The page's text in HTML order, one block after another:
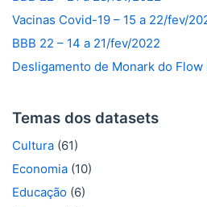
Vacinas Covid-19 – 15 a 22/fev/
BBB 22 – 14 a 21/fev/2022
Desligamento de Monark do
Temas dos datasets
Cultura (61)
Economia (10)
Educação (6)